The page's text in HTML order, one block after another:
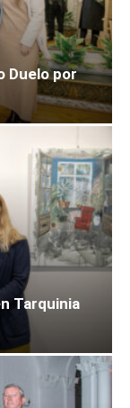
Duelo por
Tarquinia